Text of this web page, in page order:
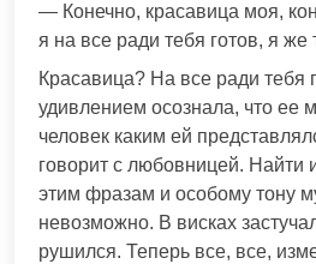
— Конечно, красавица моя,
я на все ради тебя готов, я
Красавица? На все ради тебя
удивлением осознала, что ее
человек каким ей
говорит с любовницей. Найти
этим фразам и особому тону
невозможно. В висках
рушился. Теперь все, все,